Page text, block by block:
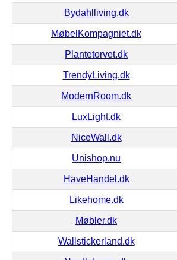
Bydahlliving.dk
MøbelKompagniet.dk
Plantetorvet.dk
TrendyLiving.dk
ModernRoom.dk
LuxLight.dk
NiceWall.dk
Unishop.nu
HaveHandel.dk
Likehome.dk
Møbler.dk
Wallstickerland.dk